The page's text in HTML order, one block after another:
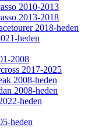
2010-2013
2013-2018
2018-heden
heden
2008
2017-2025
2008-heden
2008-heden
heden
heden